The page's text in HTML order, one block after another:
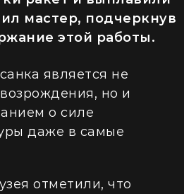
мастер, подчеркнув
этой работы.
является не
но и
о силе
даже в самые
отметили, что